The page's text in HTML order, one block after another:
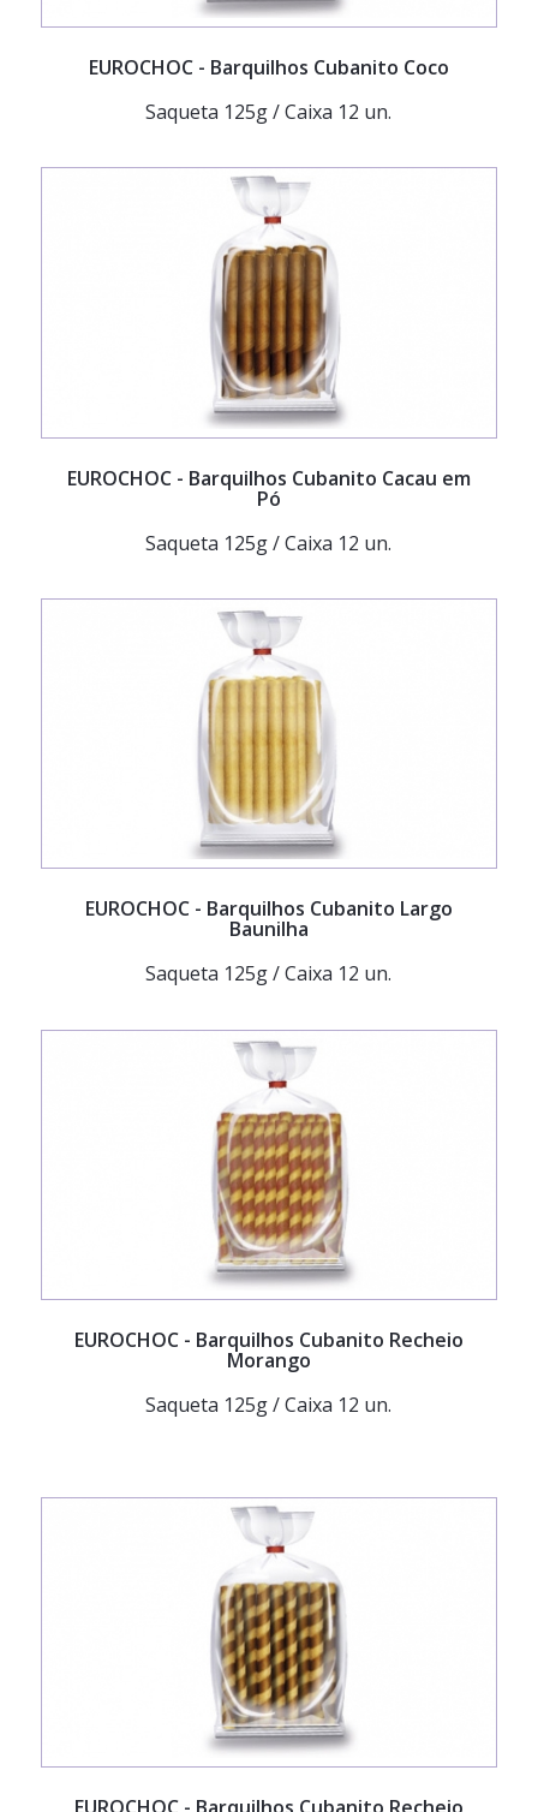
EUROCHOC- Barquilhos Cubanito Coco
Saqueta 125g / Caixa 12 un.
EUROCHOC- Barquilhos Cubanito Cacau em
Pó
Saqueta 125g / Caixa 12 un.
EUROCHOC- Barquilhos Cubanito Largo
Baunilha
Saqueta 125g / Caixa 12 un.
EUROCHOC- Barquilhos Cubanito Recheio
Morango
Saqueta 125g / Caixa 12 un.